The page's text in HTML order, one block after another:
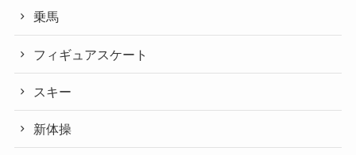
乗馬
フィギュアスケート
スキー
新体操